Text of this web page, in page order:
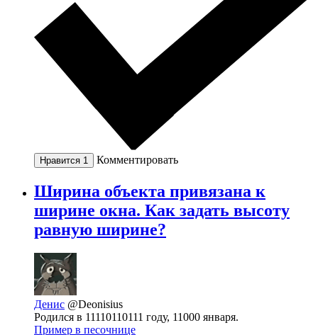
Нравится 1 Комментировать
Ширина объекта привязана к
ширине окна. Как задать высоту
равную ширине?
Денис @Deonisius
Родился в 11110110111 году, 11000 января.
Пример в песочнице